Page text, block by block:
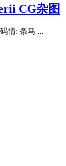
CG杂图
情: 条马 ...